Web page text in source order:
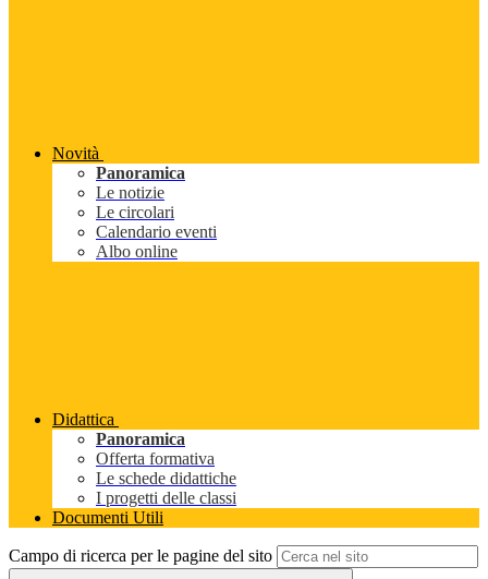
Novità
Panoramica
Le notizie
Le circolari
Calendario eventi
Albo online
Didattica
Panoramica
Offerta formativa
Le schede didattiche
I progetti delle classi
Documenti Utili
Campo di ricerca per le pagine del sito